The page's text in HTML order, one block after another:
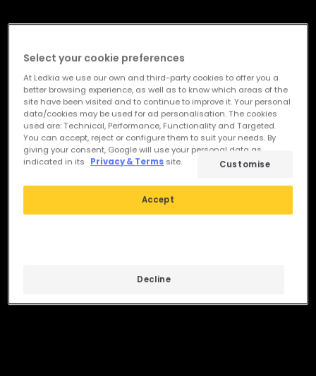
Select your cookie preferences
At Ledkia we use our own and third-party cookies to offer you a
better browsing experience, as well as to know which areas of the
site have been visited and to continue to improve it. Your personal
data/cookies may be used for ad personalisation. The cookies
used are: Technical, Performance, Functionality and Targeted.
You can accept, reject or configure them to suit your needs. By
giving your consent, Google will use your personal data as
indicated in its
Privacy & Terms site.
Decline
Accept
Customise